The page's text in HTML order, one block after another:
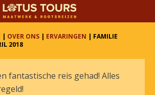
| OVER ONS | ERVARINGEN | FAMILIE
2018
fantastische reis gehad! Alles